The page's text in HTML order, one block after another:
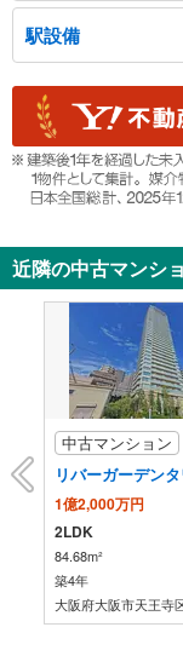
１出口
下味原交差点北西,天王
原町,小橋町,味原本町,真
２出口
近畿大阪銀行連絡通路,
３出口
下味原交差点南東,市立
１丁目,バスのりば,（出
下味原交差点南西,大阪赤
スのりば,（なんば）,（あ
５出口
東成税務署,東小橋２・
ＪＲ環状線,近鉄電車,下
丁目,バスのりば,（玉造）
７出口
ＪＲ環状線,近鉄電車,下
丁目,バスのりば,（玉造）
駅設備
※段差なしでの移動経路
（○：有り △：要駅員
【ＪＲ西日本】：○
【近畿日本鉄道】：○
【ＯｓａｋａＭｅｔｒｏ
【ＪＲ】
・各ホーム⇔中央改札
【近畿日本鉄道】
・各ホーム⇔西改札
【ＯｓａｋａＭｅｔｒｏ】
・ホーム⇔西改札
・西改札⇔４番出口
エスカレータ
【近畿日本鉄道】
・１・２番線ホーム⇔Ｊ
応）
・３・４番線ホーム⇔Ｊ
【ＯｓａｋａＭｅｔｒｏ】
・ホーム⇔東改札
トイレ
【ＪＲ】
近隣の中古マンシ
中古マンション
1億2,000万円
2LDK
84.68m²
築4年
大阪府大阪市天王寺